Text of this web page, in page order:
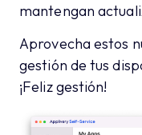
mantengan
Aprovecha estos
gestión de tus
¡Feliz gestión!